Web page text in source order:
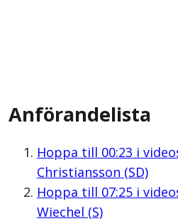
Anförandelista
Hoppa till 00:23 i
Christiansson (SD)
Hoppa till 07:25i
Wiechel (S)